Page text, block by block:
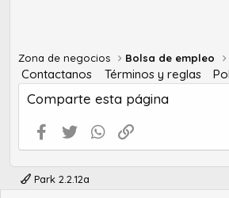
Zona de negocios Bolsa de empleo
Contactanos Términos y reglas
Comparte esta página
Facebook
Twitter WhatsApp
Park 2.2.12a